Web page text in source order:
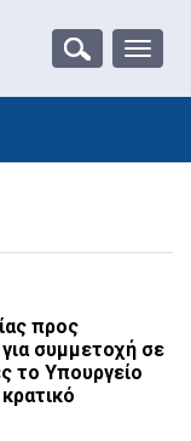
Toggle
προς
συμμετοχή σε
το Υπουργείο